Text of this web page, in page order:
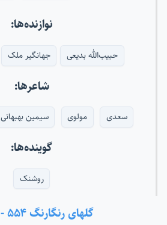
نوازنده‌ها:
حبیب‌الله بدیعی جهانگیر ملک
شاعرها:
سعدی مولوی سیمین بهبهانی
گوینده‌ها:
روشنک
گلهای رنگارنگ ۵۵۴ - دشتی